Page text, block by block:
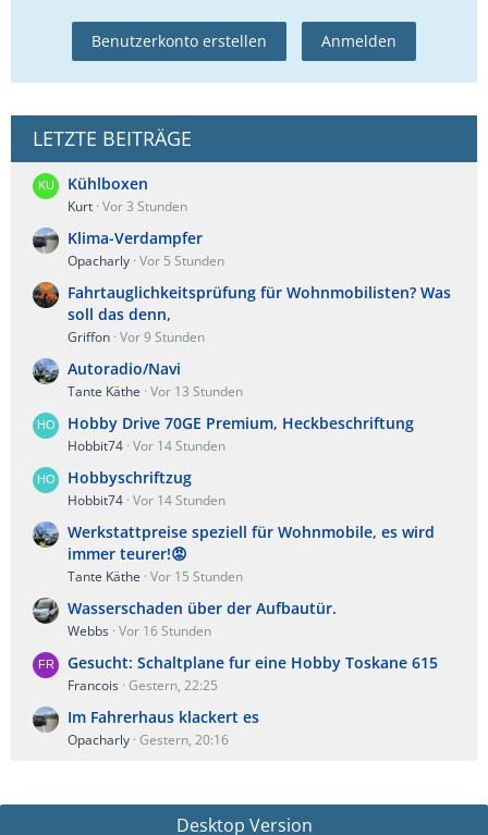
Benutzerkonto erstellen Anmelden
LETZTE BEITRÄGE
Kühlboxen
Kurt Vor 3 Stunden
Klima-Verdampfer
Opacharly Vor 5 Stunden
Fahrtauglichkeitsprüfung für Wohnmobilisten? Was
soll das denn,
Griffon Vor 9 Stunden
Autoradio/Navi
Tante Käthe Vor 13 Stunden
Hobby Drive 70GE Premium, Heckbeschriftung
Hobbit74 Vor 14 Stunden
Hobbyschriftzug
Hobbit74 Vor 14 Stunden
Werkstattpreise speziell für Wohnmobile, es wird
immer teurer!😡
Tante Käthe Vor 15 Stunden
Wasserschaden über der Aufbautür.
Webbs Vor 16 Stunden
Gesucht: Schaltplane fur eine Hobby Toskane 615
Francois Gestern, 22:25
Im Fahrerhaus klackert es
Opacharly Gestern, 20:16
Desktop Version